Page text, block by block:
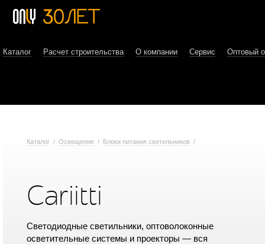
Каталог Расчет строительства О компании Сервис Оптовый
Каталог / Освещение / Блоки питания светильников /
Cariitti
Светодиодные светильники, оптоволоконные
осветительные системы и проекторы — вся